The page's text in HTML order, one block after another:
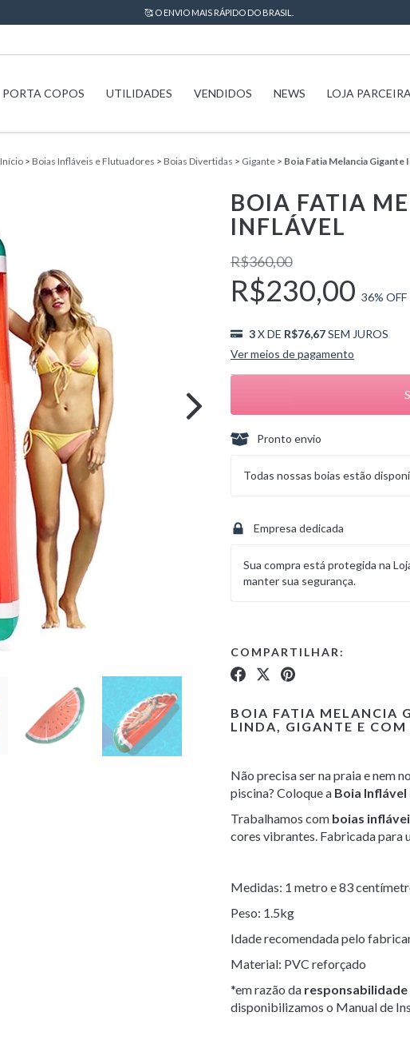
🥰 O ENVIO MAIS RÁPIDO DO BRASIL.
PORTA COPOS UTILIDADES VENDIDOS NEWS LOJA PARCEIRA
Início > Boias Infláveis e Flutuadores > Boias Divertidas > Gigante > Boia Fatia Melancia Gigante
BOIA FATIA
INFLÁVEL
R$360,00
R$230,00 36% OFF
3X DE R$76,67SEM JUROS
Ver meios de pagamento
Pronto envio
Todas nossas boias estão
Empresa dedicada
Sua compra está protegida na
manter sua segurança.
COMPARTILHAR:
BOIA FATIA MELANCIA
LINDA, GIGANTE E COM
Não precisa ser na praia e nem
piscina? Coloque a Boia Inflável
Trabalhamos com boias
cores vibrantes. Fabricada para
Medidas: 1 metro e 83
Peso: 1.5kg
Idade recomendada pelo
Material: PVC reforçado
*em razão da responsabilidade
disponibilizamos o Manual de